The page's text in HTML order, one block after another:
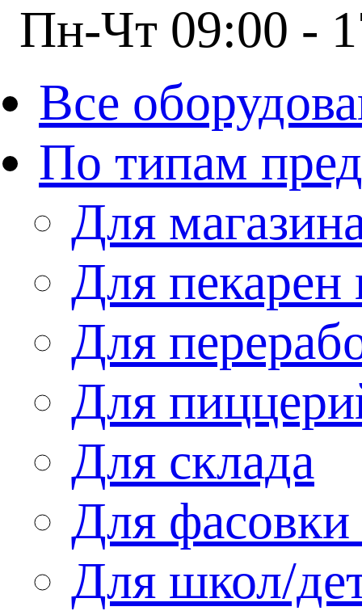
Пн-Чт 09:00 -
Все
По типам
Для
Для пекарен
Для
Для
Для склада
Для фасовки
Для школ/